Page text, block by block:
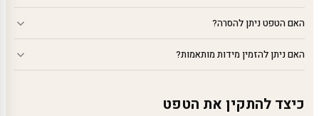
האם הטפט ניתן להסרה?
האם ניתן להזמין מידות מותאמות?
כיצד להתקין את הטפט